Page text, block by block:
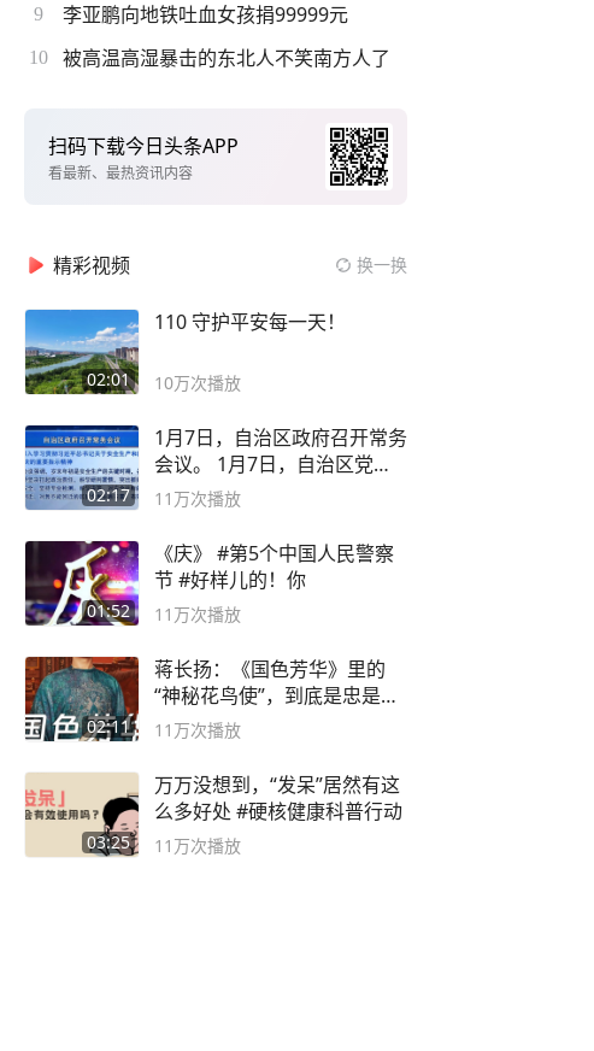
9 李亚鹏向地铁吐血女孩捐99999元
10 被高温高湿暴击的东北人不笑南方人了
扫码下载今日头条APP
看最新、最热资讯内容
精彩视频 换一换
02:01
110 守护平安每一天！
10万次播放
02:17
1月7日，自治区政府召开常务
会议。 1月7日，自治区党委
副书记
11万次播放
01:52
《庆》 #第5个中国人民警察
节 #好样儿的！你
11万次播放
02:11
蒋长扬：《国色芳华》里的
“神秘花鸟使”，到底是忠是
奸？
11万次播放
03:25
万万没想到，“发呆”居然有这
么多好处 #硬核健康科普行动
11万次播放